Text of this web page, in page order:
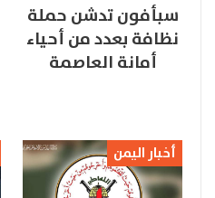
سبأفون تدشن حملة
نظافة بعدد من أحياء
أمانة العاصمة
أخبار اليمن